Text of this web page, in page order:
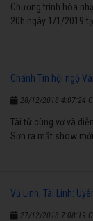
Chương trình hòa
20h ngày 1/1/2019
Chánh Tín hội ngộ
28/12/2018 4:07:24
Tài tử cùng vợ và
Sơn ra mắt show mới
Vũ Linh, Tài Linh:
27/12/2018 7:08:19